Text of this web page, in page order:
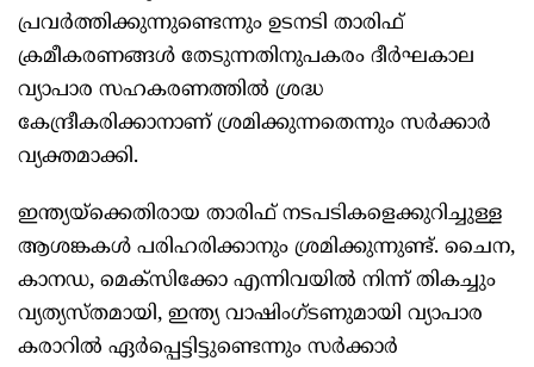
പ്രവർത്തിക്കുന്നുണ്ടെന്നും ഉടനടി താരിഫ്
ക്രമീകരണങ്ങൾ തേടുന്നതിനുപകരം ദീർഘകാല
വ്യാപാര സഹകരണത്തിൽ ശ്രദ്ധ
കേന്ദ്രീകരിക്കാനാണ് ശ്രമിക്കുന്നതെന്നും സർക്കാർ
വ്യക്തമാക്കി.
ഇന്ത്യയ്‌ക്കെതിരായ താരിഫ് നടപടികളെക്കുറിച്ചുള്ള
ആശങ്കകൾ പരിഹരിക്കാനും ശ്രമിക്കുന്നുണ്ട്. ചൈന,
കാനഡ, മെക്സിക്കോ എന്നിവയിൽ നിന്ന് തികച്ചും
വ്യത്യസ്തമായി, ഇന്ത്യ വാഷിംഗ്ടണുമായി വ്യാപാര
കരാറിൽ ഏർപ്പെട്ടിട്ടുണ്ടെന്നും സർക്കാർ